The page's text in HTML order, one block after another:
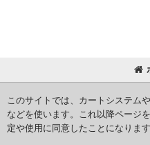
このサイトでは、カートシステム
などを使います。これ以降ページ
定や使用に同意したことになりま